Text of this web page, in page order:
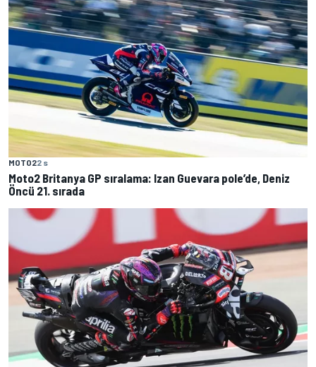
MOTO22 s
Moto2 Britanya GP sıralama: Izan Guevara pole’de, Deniz
Öncü 21. sırada